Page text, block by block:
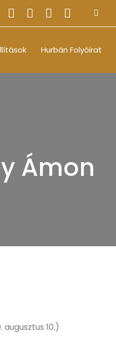
Hurbán Folyóirat
Ámon
augusztus 10.)